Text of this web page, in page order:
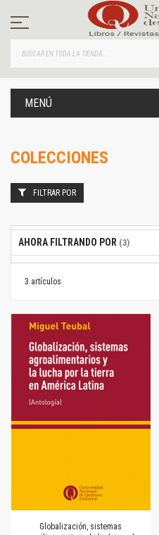
contenido
MENÚ
COLECCIONES
3 artículos
Globalización, sistemas
FILTRAR POR
AHORA FILTRANDO POR